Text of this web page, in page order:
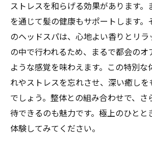
ストレスを和らげる効果があります。
を通じて髪の健康もサポートします。
のヘッドスパは、心地よい香りとリ
の中で行われるため、まるで都会のオ
ような感覚を味わえます。この特別な
れやストレスを忘れさせ、深い癒しを
でしょう。整体との組み合わせで、さ
待できるのも魅力です。極上のひとと
体験してみてください。